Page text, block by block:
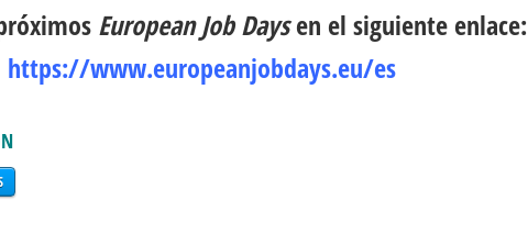
European Job Daysen el siguiente enlace:
https://www.europeanjobdays.eu/es